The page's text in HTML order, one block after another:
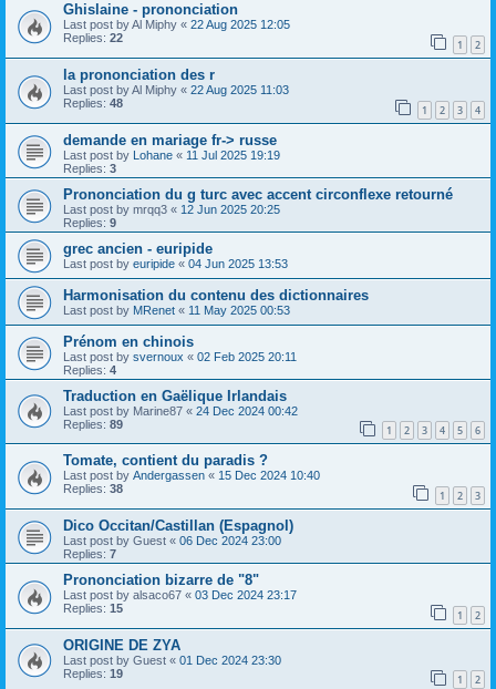
Ghislaine - prononciation
Last post byAl Miphy « 22 Aug 2025 12:05
Replies: 22 1 2
la prononciation des r
Last post byAl Miphy « 22 Aug 2025 11:03
Replies: 48 1 2 3 4
demande en mariage fr-> russe
Last post by Lohane « 11 Jul 2025 19:19
Replies: 3
Prononciation du g turc avec accent circonflexe retourné
Last post by mrqq3 « 12 Jun 2025 20:25
Replies: 9
grec ancien - euripide
Last post by euripide « 04 Jun 2025 13:53
Harmonisation du contenu des dictionnaires
Last post by MRenet « 11 May 2025 00:53
Prénom en chinois
Last post by svernoux « 02 Feb 2025 20:11
Replies: 4
Traduction en Gaëlique Irlandais
Last post by Marine87 « 24 Dec 2024 00:42
Replies: 89 1 2 3 4 5 6
Tomate, contient du paradis ?
Last post by Andergassen « 15 Dec 2024 10:40
Replies: 38 1 2 3
Dico Occitan/Castillan (Espagnol)
Last post by Guest « 06 Dec 2024 23:00
Replies: 7
Prononciation bizarre de "8"
Last post by alsaco67 « 03 Dec 2024 23:17
Replies: 15 1 2
ORIGINE DE ZYA
Last post by Guest « 01 Dec 2024 23:30
Replies: 19 1 2